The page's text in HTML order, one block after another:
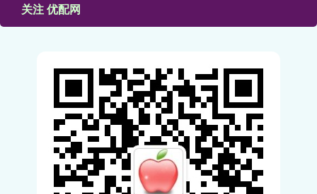
关注 优配网